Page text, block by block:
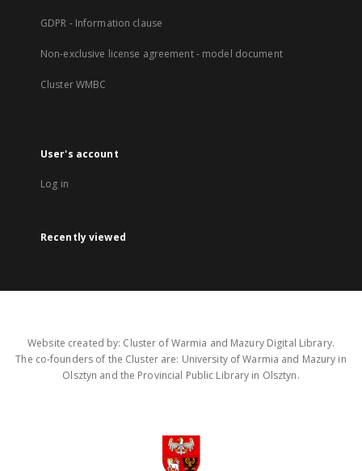
GDPR - Information clause
Non-exclusive license agreement - model document
Cluster WMBC
User's account
Log in
Recently viewed
Website created by: Cluster of Warmia and Mazury Digital Library.
The co-founders of the Cluster are: University of Warmia and Mazury in
Olsztyn and the Provincial Public Library in Olsztyn.